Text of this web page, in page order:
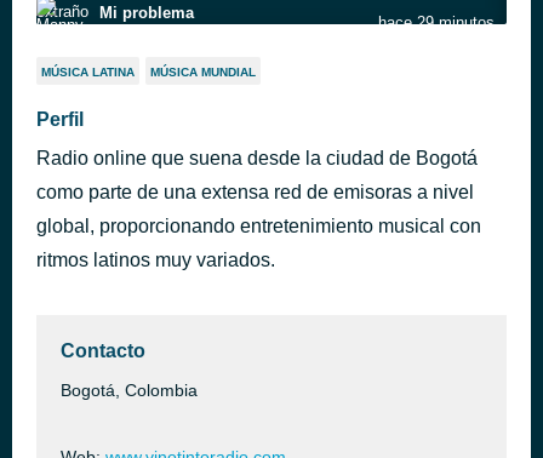
Mi problema
hace 29 minutos
Dime cómo te olvido
Las Nuevas Reglas Del Mat
Roxana
Ropa Cara
Camilo
hace 50 minutos
MÚSICA LATINA MÚSICA MUNDIAL
Perfil
Radio online que suena desde la ciudad de Bogotá
como parte de una extensa red de emisoras a nivel
global, proporcionando entretenimiento musical con
ritmos latinos muy variados.
Contacto
Bogotá, Colombia